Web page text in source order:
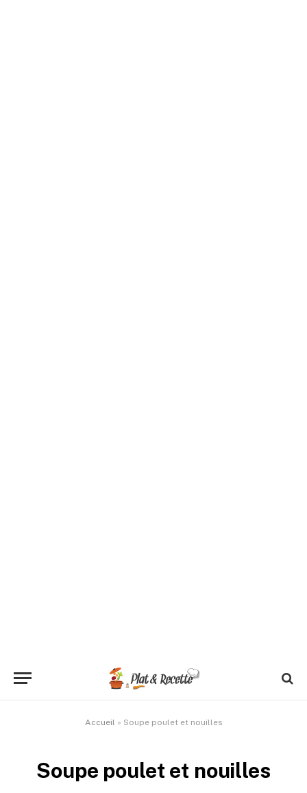
Accueil » Soupe poulet et nouilles
Soupe poulet et nouilles